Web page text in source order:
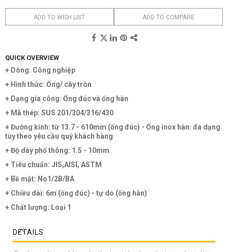
ADD TO WISH LIST ADD TO COMPARE
QUICK OVERVIEW
+ Dòng: Công nghiệp
+ Hình thức: Ống/ cây tròn
+ Dạng gia công: Ống đúc và ống hàn
+ Mã thép: SUS 201/304/316/430
+ Đường kính: từ 13.7 - 610mm (ống đúc) - Ống inox hàn: đa dạng
tùy theo yêu cầu quý khách hàng
+ Độ dày phổ thông: 1.5 - 10mm
+ Tiêu chuẩn: JIS,AISI, ASTM
+ Bề mặt: No1/2B/BA
+ Chiều dài: 6m (ống đúc) - tự do (ống hàn)
+ Chất lượng: Loại 1
DETAILS